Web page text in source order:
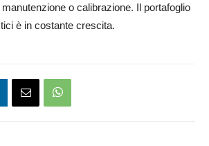
o calibrazione. Il portafoglio
è in costante crescita.